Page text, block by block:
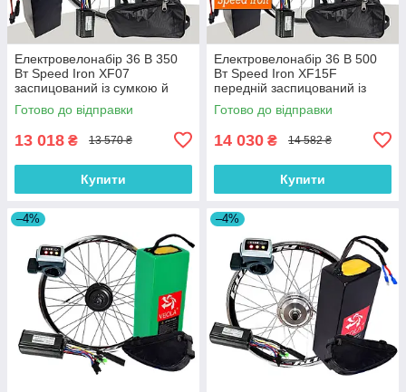
Електровелонабір 36 В 350
Вт Speed Iron XF07
заспицований із сумкою й
акумулятором 10 А/год
Готово до відправки
13 018 ₴ 13 570 ₴
Купити
Електровелонабір 36 В 500
Вт Speed Iron XF15F
передній заспицований із
сумкою й акумулятором 10 А/
год
Готово до відправки
14 030 ₴ 14 582 ₴
Купити
–4% –4%